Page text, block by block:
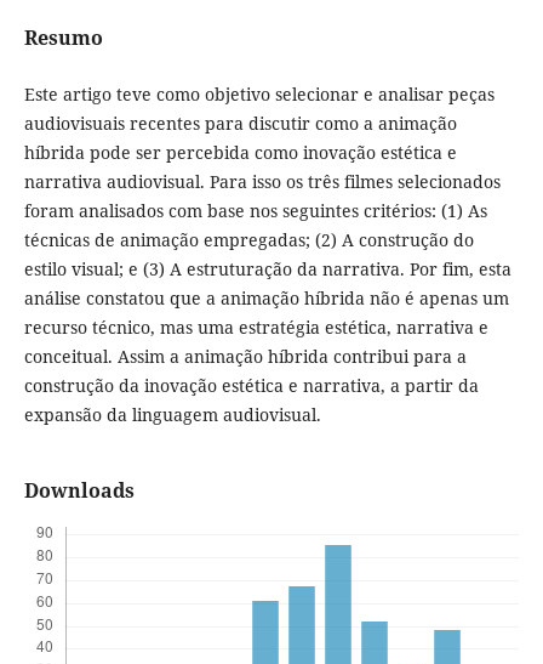
Resumo
Este artigo teve como objetivo selecionar e analisar peças
audiovisuais recentes para discutir como a animação
híbrida pode ser percebida como inovação estética e
narrativa audiovisual. Para isso os três filmes selecionados
foram analisados com base nos seguintes critérios: (1) As
técnicas de animação empregadas; (2) A construção do
estilo visual; e (3) A estruturação da narrativa. Por fim, esta
análise constatou que a animação híbrida não é apenas um
recurso técnico, mas uma estratégia estética, narrativa e
conceitual. Assim a animação híbrida contribui para a
construção da inovação estética e narrativa, a partir da
expansão da linguagem audiovisual.
Downloads